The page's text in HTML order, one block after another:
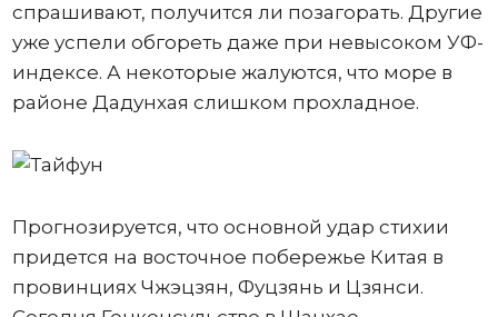
спрашивают, получится ли позагорать. Другие
уже успели обгореть даже при невысоком УФ-
индексе. А некоторые жалуются, что море в
районе Дадунхая слишком прохладное.
Прогнозируется, что основной удар стихии
придется на восточное побережье Китая в
провинциях Чжэцзян, Фуцзянь и Цзянси.